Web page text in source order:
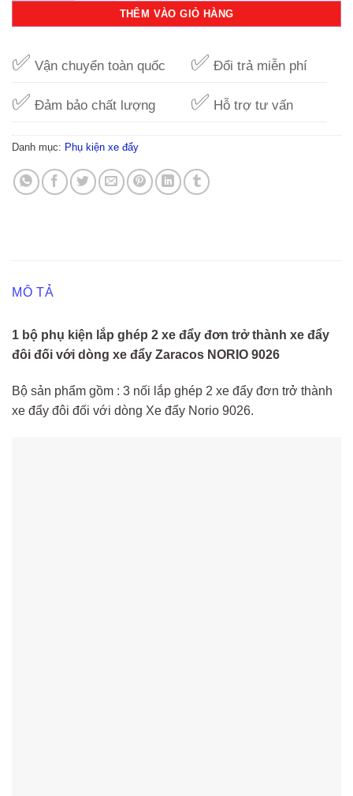
THÊM VÀO GIỎ HÀNG
✅ Vận chuyển toàn quốc ✅ Đổi trả miễn phí
✅ Đảm bảo chất lượng ✅ Hỗ trợ tư vấn
Danh mục: Phụ kiện xe đẩy
MÔ TẢ
1 bộ phụ kiện lắp ghép 2 xe đẩy đơn trở thành xe đẩy
đôi đối với dòng xe đẩy Zaracos NORIO 9026
Bộ sản phẩm gồm : 3 nối lắp ghép 2 xe đẩy đơn trở thành
xe đẩy đôi đối với dòng Xe đẩy Norio 9026.